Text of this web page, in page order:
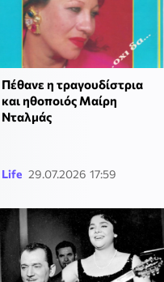
Πέθανε η τραγουδίστρια
και ηθοποιός Μαίρη
Νταλμάς
Life 29.07.2026 17:59